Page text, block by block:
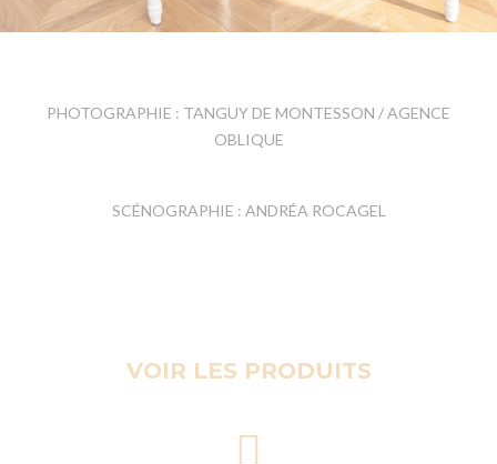
PHOTOGRAPHIE : TANGUY DE MONTESSON / AGENCE
OBLIQUE
SCÉNOGRAPHIE : ANDRÉA ROCAGEL
VOIR LES PRODUITS